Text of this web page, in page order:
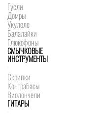
Гусли
Домры
Укулеле
Балалайки
Глюкофоны
СМЫЧКОВЫЕ
ИНСТРУМЕНТЫ
Скрипки
Контрабасы
Виолончели
ГИТАРЫ